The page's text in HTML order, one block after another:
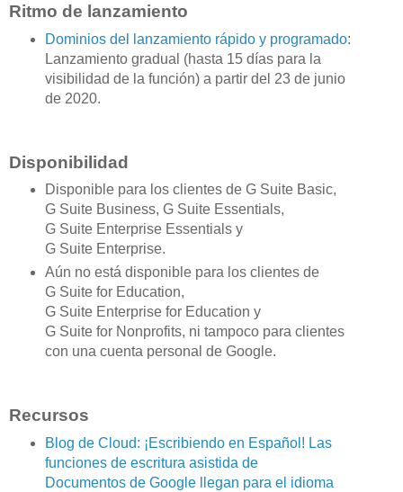
Ritmo de lanzamiento
Dominios del lanzamiento rápido y programado:
Lanzamiento gradual (hasta 15 días para la
visibilidad de la función) a partir del 23 de junio
de 2020.
Disponibilidad
Disponible para los clientes de G Suite Basic,
G Suite Business, G Suite Essentials,
G Suite Enterprise Essentials y
G Suite Enterprise.
Aún no está disponible para los clientes de
G Suite for Education,
G Suite Enterprise for Education y
G Suite for Nonprofits, ni tampoco para clientes
con una cuenta personal de Google.
Recursos
Blog de Cloud: ¡Escribiendo en Español! Las
funciones de escritura asistida de
Documentos de Google llegan para el idioma